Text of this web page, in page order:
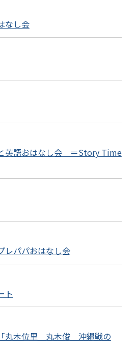
なし会
英語おはなし会 ＝Story Time
レパパおはなし会
ト
丸木位里 丸木俊 沖縄戦の